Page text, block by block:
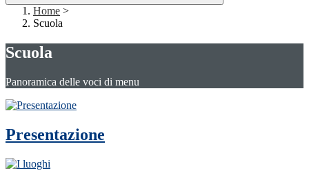
Home >
Scuola
Scuola
Panoramica delle voci di menu
Presentazione